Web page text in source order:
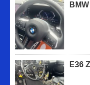
E36